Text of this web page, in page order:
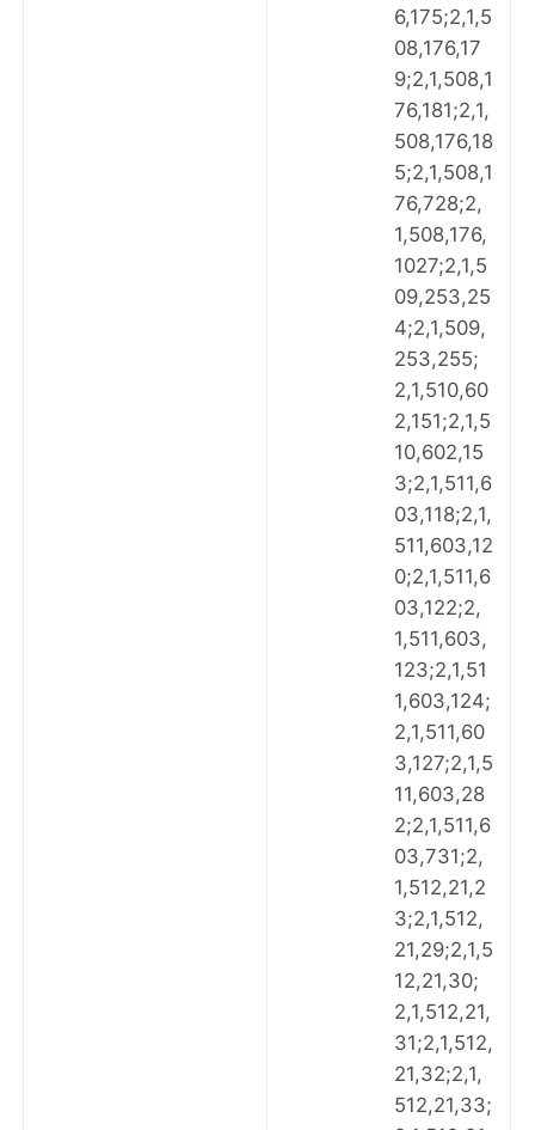
6,175;2,1,5
08,176,17
9;2,1,508,1
76,181;2,1,
508,176,18
5;2,1,508,1
76,728;2,
1,508,176,
1027;2,1,5
09,253,25
4;2,1,509,
253,255;
2,1,510,60
2,151;2,1,5
10,602,15
3;2,1,511,6
03,118;2,1,
511,603,12
0;2,1,511,6
03,122;2,
1,511,603,
123;2,1,51
1,603,124;
2,1,511,60
3,127;2,1,5
11,603,28
2;2,1,511,6
03,731;2,
1,512,21,2
3;2,1,512,
21,29;2,1,5
12,21,30;
2,1,512,21,
31;2,1,512,
21,32;2,1,
512,21,33;